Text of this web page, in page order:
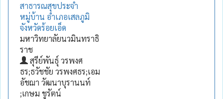
สาธารณสุขประจำ
หมู่บ้าน อำเภอเสลภูมิ
จังหวัดร้อยเอ็ด
มหาวิทยาลัยนวมินทราธิ
ราช
สุรีย์พันธุ์ วรพงศ
ธร;ธวัชชัย วรพงศธร;เอม
อัชฌา วัฒนาบุรานนท์
;เกษม ชูรัตน์